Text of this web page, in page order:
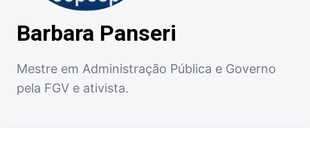
Barbara Panseri
Mestre em Administração Pública e Governo
pela FGV e ativista.